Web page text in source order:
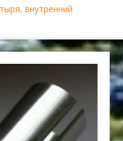
внутренний